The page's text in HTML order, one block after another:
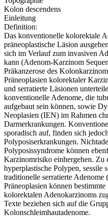
Kolon descendens
Einleitung
Definition:
Das konventionelle kolorektale
präneoplastische Läsion
sich im Verlauf zum invasiven
kann (Adenom-Karzinom
Präkanzerose des
Präneoplasien kolorektaler
und serratierte Läsionen
konventionelle Adenome, die
aufgebaut sein können, sowie
Neoplasien (IEN) im Rahmen
Darmerkrankungen.
sporadisch auf, finden sich
Polyposiserkrankungen.
Polyposissyndrome können
Karzinomrisiko einhergehen. Zu
hyperplastische Polypen, sessile
traditionelle serratierte
Präneoplasien können
kolorektalen Adenokarzinoms
Texte beziehen sich auf die
Kolonschleimhautadenome.